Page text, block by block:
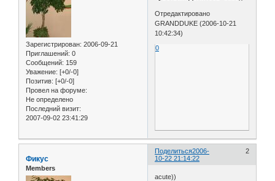
Зарегистрирован: 2006-09-21
Приглашений: 0
Сообщений: 159
Уважение: [+0/-0]
Позитив: [+0/-0]
Провел на форуме:
Не определено
Последний визит:
2007-09-02 23:41:29
Отредактировано
GRANDDUKE (2006-10-21
10:42:34)
0
Поделиться 2
2006-
10-22 21:14:22
Фикус
Members
acute))